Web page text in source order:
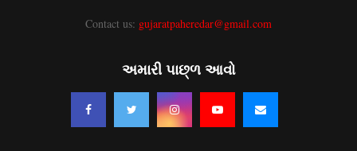
Contact us: gujaratpaheredar@gmail.com
અમારી પાછ્ળ આવો